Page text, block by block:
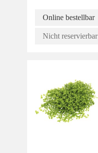
Online bestellbar
Nicht reservierbar